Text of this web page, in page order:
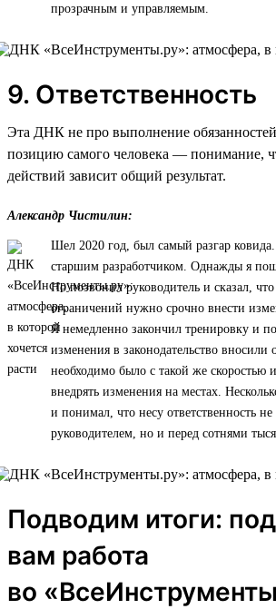
прозрачным и управляемым.
9. Ответственность
Эта ДНК не про выполнение
позицию самого человека — понимание,
действий зависит общий результат.
Александр Чистилин:
Шел 2020 год, был самый разгар
старшим разработчиком. Однажды я
Но позвонил руководитель и сказал,
ограничений нужно срочно внести
Я немедленно закончил тренировку и
изменения в законодательство вносили
необходимо было с такой же скоростью
внедрять изменения на местах.
и понимал, что несу ответственность не
руководителем, но и перед сотнями
Подводим итоги:
вам работа
во